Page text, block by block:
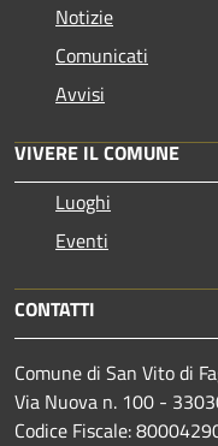
Notizie
Comunicati
Avvisi
VIVERE IL COMUNE
Luoghi
Eventi
CONTATTI
Comune di San Vito di
Via Nuova n. 100 -
Codice Fiscale: